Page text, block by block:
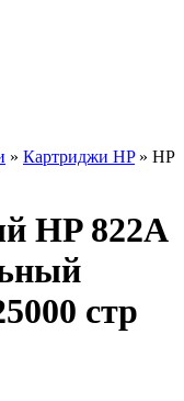
» Картриджи HP» HP
HP 822A
стр